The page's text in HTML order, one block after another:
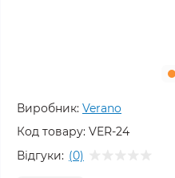
Виробник: Verano
Код товару: VER-24
Відгуки: (0)